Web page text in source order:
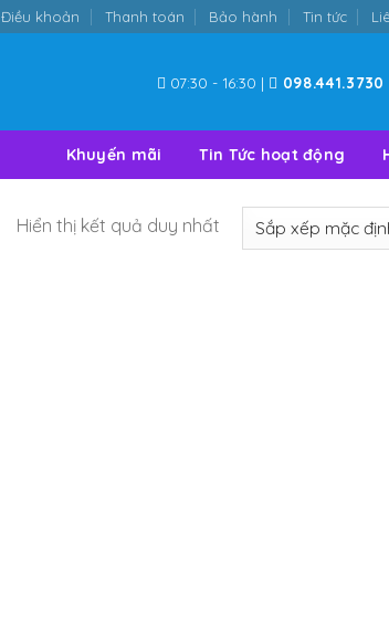
Điều khoản Thanh toán Bảo hành Tin tức
07:30 - 16:30 | 098.441.3730
Khuyến mãi Tin Tức hoạt động
Hiển thị kết quả duy nhất